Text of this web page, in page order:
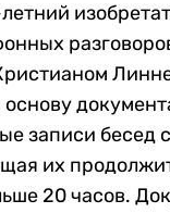
записи бесед
их
20 часов.